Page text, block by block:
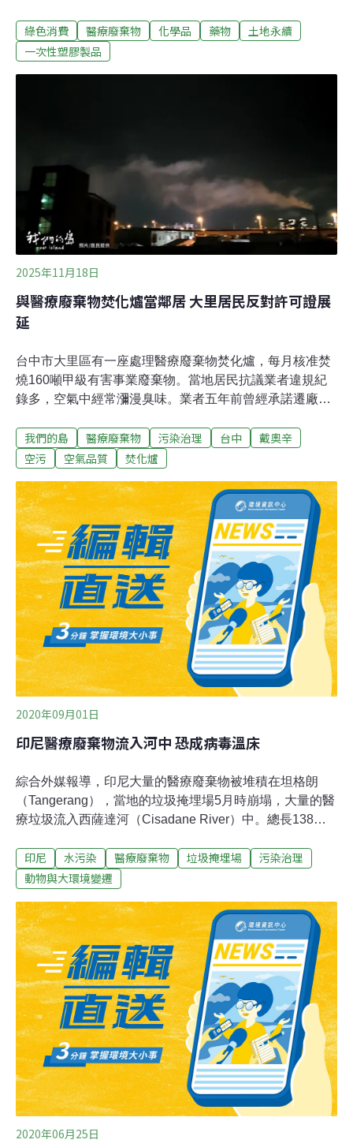
免帶來環境災難。模仿人體激素胜肽（peptide）是胺基酸
組成的短鏈分子，原本就存在人體，也可從食物中攝取。
國，就有近1/8的成年人，約4100萬人使用過GLP-1藥物。
除了減重，科學家也利用合成胜肽開發出治療癌症、醫
美、動物用藥、改善農作等不同功能的胜肽藥物。在減肥
藥的推波助瀾下，2023年全球胜肽藥品市場規模
綠色消費 醫療廢棄物 化學品 藥物
土地永續
一次性塑膠製品
2025年11月18日
與醫療廢棄物焚化爐當鄰居 大里居民反對許可證展
延
台中市大里區有一座處理醫療廢棄物焚化爐，每月核准焚
燒160噸甲級有害事業廢棄物。當地居民抗議業者違規紀
錄多，空氣中經常瀰漫臭味。業者五年前曾經承諾遷廠，
心只能生活在空污之中。漢杞工程公司於2000年在台中大
里舊工業區設置焚化爐，處理醫療廢棄物，所在地緊鄰住
橋墩之間，不分晝夜排出的煙霧，讓下風處居民經常聞到
陣陣異味。住在附近的廖先生表示，晚間煙囪仍持續排
煙：「有時候空氣中會有塑膠味或豬屎味，開了空氣清淨
機也沒用。在外面聊天，聊著聊著就想咳嗽，只能趕快回
家。」居民更擔心長期吸入廢氣會影響健康。醫療廢棄物
含PVC塑膠材料 焚燒恐產生戴奧辛漢杞公司收受的事業廢
棄物項目包括廢尖銳器具、基因毒性廢棄物、感染性廢棄
物（病理、血液、受污染動物屍體、殘肢及墊料類）及其
混合物。看守台灣協會秘書長謝和霖指出，這類
我們的島 醫療廢棄物 污染治理 台中
戴奧辛
空污
空氣品質 焚化爐
2020年09月01日
印尼醫療廢棄物流入河中 恐成病毒溫床
綜合外媒報導，印尼大量的醫療廢棄物被堆積在坦格朗
（Tangerang），當地的垃圾掩埋場5月時崩塌，大量的醫
療垃圾流入西薩達河（Cisadane River）中。總長138公
處洗澡和洗衣服，河流恐成病毒溫床。印尼衛生部指出，
3月到6月期間國內共產生1480噸醫療廢棄物。衛生部官員
中包括醫療機構處理相關廢棄物的準則。印尼法律健康協
會的流行病專家邁爾克（Mahesa Paranadipa Maikel）指
出，如果這些醫療廢棄物散佈在河流附近的社區，則會污
染當地水源且有傳播武漢肺炎的可能。
印尼 水污染 醫療廢棄物 垃圾掩埋場
污染治理
動物與大環境變遷
2020年06月25日